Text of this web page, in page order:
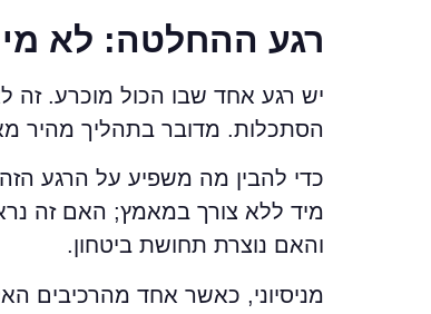
רגע ההחלטה: לא מי
יש רגע אחד שבו הכול מוכרע. זה
הסתכלות. מדובר בתהליך מהיר
כדי להבין מה משפיע על הרגע
מיד ללא צורך במאמץ; האם זה
והאם נוצרת תחושת ביטחון.
מניסיוני, כאשר אחד מהרכיבים